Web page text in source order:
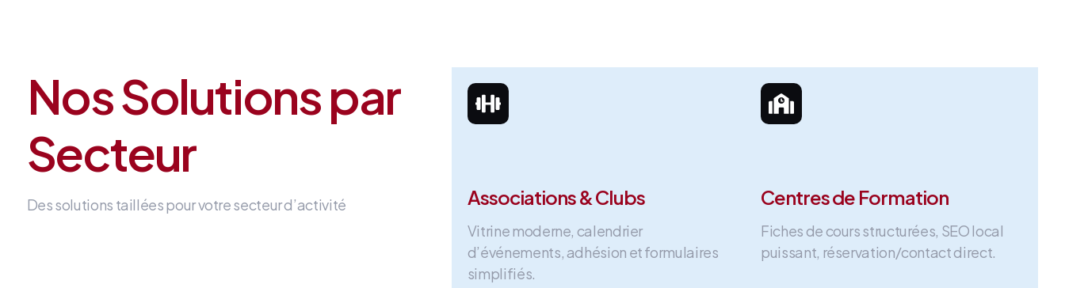
Nos Solutions par
Secteur
Des solutions taillées pour votre secteur d’activité Associations & Clubs
Vitrine moderne, calendrier
d’événements, adhésion et formulaires
simplifiés.
Centres de Formation
Fiches de cours structurées, SEO local
puissant, réservation/contact direct.